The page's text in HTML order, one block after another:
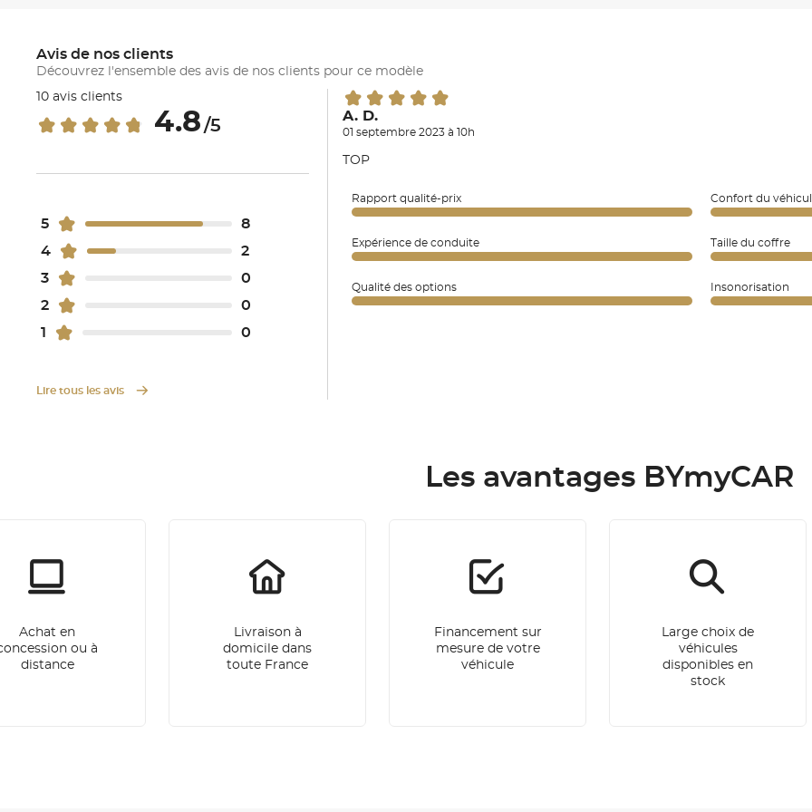
Avis de nos clients
Découvrez l'ensemble des avis de nos clients pour ce modèle
10 avis clients
4.8 /5
5
8
4
2
3
0
2
0
1
0
Lire tous les avis
A. D.
01 septembre 2023 à 10h
TOP
Rapport qualité-prix Confort du
Expérience de conduite Taille du coffre
Qualité des options Insonorisation
Les avantages BYmyCAR
Achat en
ou à
distance
Livraison à
domicile dans
toute France
Financement sur
mesure de votre
véhicule
Large choix de
véhicules
disponibles en
stock